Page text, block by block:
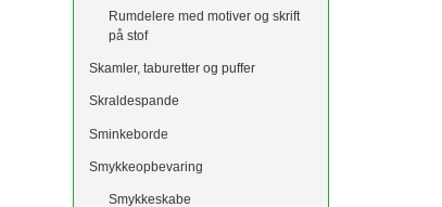
Rumdelere med motiver og skrift
på stof
Skamler, taburetter og puffer
Skraldespande
Sminkeborde
Smykkeopbevaring
Smykkeskabe